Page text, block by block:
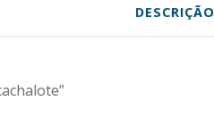
DESCRIÇÃO